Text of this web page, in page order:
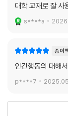
1. 가족
3. 조직
4. 지역사회
대학 교재로 잘 사
s****a
종이
인간행동의 대해
p****7